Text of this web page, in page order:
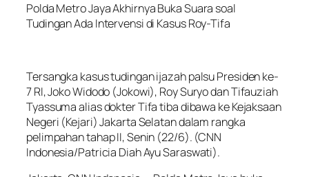
Polda Metro Jaya Akhirnya Buka Suara soal
Tudingan Ada Intervensi di Kasus Roy-Tifa
Tersangka kasus tudingan ijazah palsu Presiden ke-
7 RI, Joko Widodo (Jokowi), Roy Suryo dan Tifauziah
Tyassuma alias dokter Tifa tiba dibawa ke Kejaksaan
Negeri (Kejari) Jakarta Selatan dalam rangka
pelimpahan tahap II, Senin (22/6). (CNN
Indonesia/Patricia Diah Ayu Saraswati).